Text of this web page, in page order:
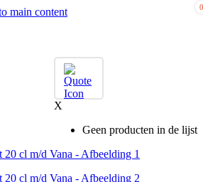
main content
0
X
Geen producten in de lijst